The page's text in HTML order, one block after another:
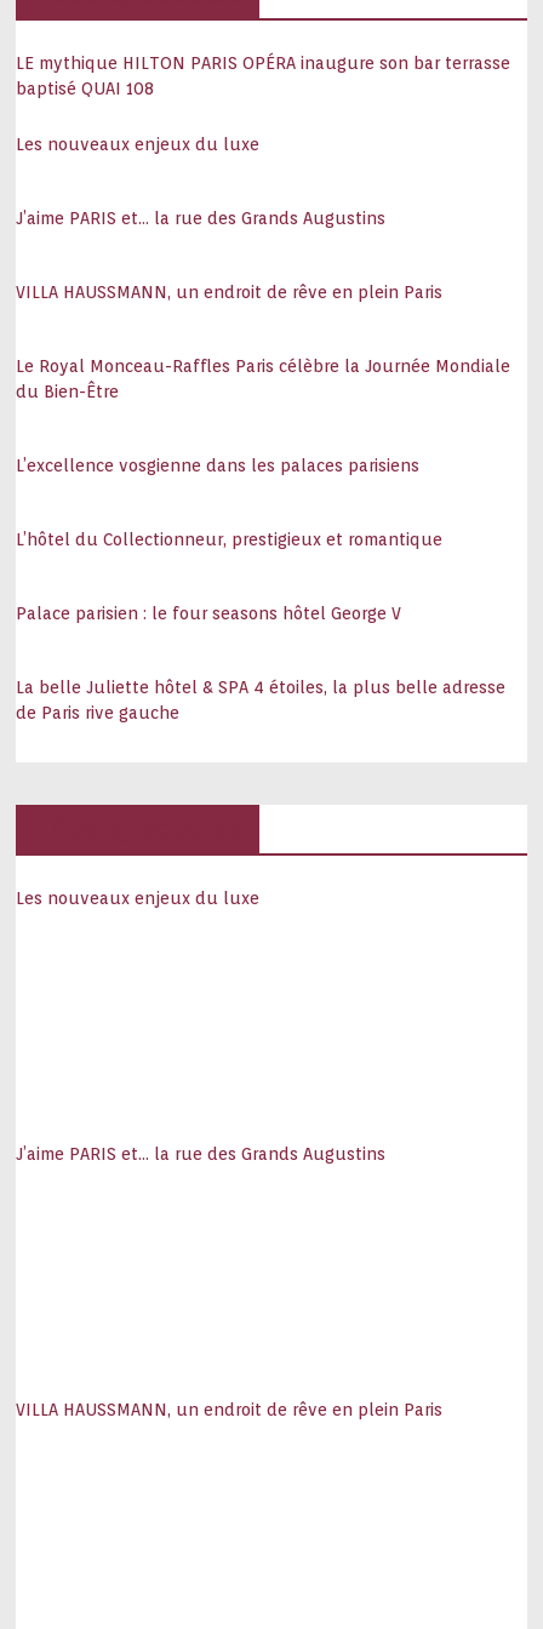
LE mythique HILTON PARIS OPÉRA inaugure son bar terrasse
baptisé QUAI 108
Les nouveaux enjeux du luxe
J’aime PARIS et… la rue des Grands Augustins
VILLA HAUSSMANN, un endroit de rêve en plein Paris
Le Royal Monceau-Raffles Paris célèbre la Journée Mondiale
du Bien-Être
L’excellence vosgienne dans les palaces parisiens
L’hôtel du Collectionneur, prestigieux et romantique
Palace parisien : le four seasons hôtel George V
La belle Juliette hôtel & SPA 4 étoiles, la plus belle adresse
de Paris rive gauche
Les nouveaux enjeux du luxe
J’aime PARIS et… la rue des Grands Augustins
VILLA HAUSSMANN, un endroit de rêve en plein Paris